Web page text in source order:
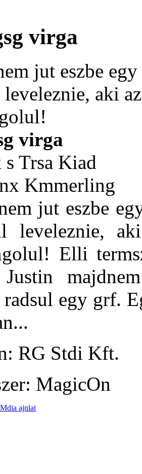
virga
jut eszbe
aki
virga
Trsa Kiad
Kmmerling
jut eszbe
leveleznie,
Elli
Justin
egy grf.
RG Stdi Kft.
MagicOn
Mdia ajnlat